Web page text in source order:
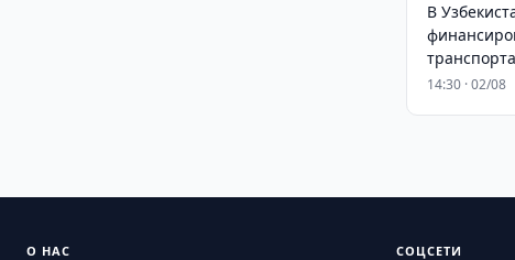
В
транспорта
14:30 · 02/08
О НАС СОЦСЕТИ